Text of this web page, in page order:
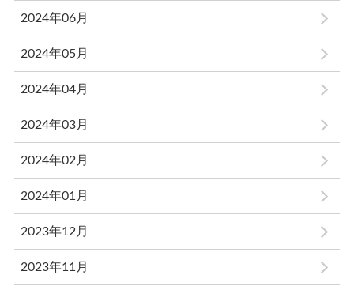
2024年06月
2024年05月
2024年04月
2024年03月
2024年02月
2024年01月
2023年12月
2023年11月